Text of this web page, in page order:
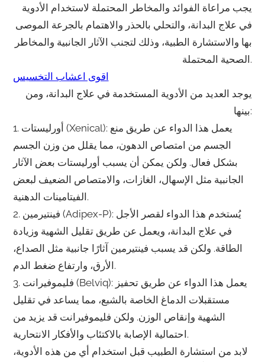
يجب مراعاة الفوائد والمخاطر المحتملة لاستخدام الأدوية
في علاج البدانة، والتحلي بالحذر والاهتمام بالجرعة الموصى
بها والاستشارة الطبية، وذلك لتجنب الآثار الجانبية والمخاطر
الصحية المحتملة.
اقوى اعشاب التخسيس
يوجد العديد من الأدوية المستخدمة في علاج البدانة، ومن
بينها:
1. أورليستات (Xenical): يعمل هذا الدواء عن طريق منع
الجسم من امتصاص الدهون، مما يقلل من وزن الجسم
بشكل فعال. ولكن يمكن أن يسبب أورليستات بعض الآثار
الجانبية مثل الإسهال، الغازات، والامتصاص الضعيف لبعض
الفيتامينات الدهنية.
2. فينتيرمين (Adipex-P): يُستخدم هذا الدواء لقصر الأجل
في علاج البدانة، ويعمل عن طريق تقليل الشهية وزيادة
الطاقة. ولكن قد يسبب فينتيرمين آثارًا جانبية مثل الصداع،
الأرق، وارتفاع ضغط الدم.
3. فليموفيرانت (Belviq): يعمل هذا الدواء عن طريق تحفيز
مستقبلات الدماغ الخاصة بالشبع، مما يساعد في تقليل
الشهية وإنقاص الوزن. ولكن فليموفيرانت قد يزيد من
احتمالية الإصابة بالاكتئاب والأفكار الانتحارية.
لابد من استشارة الطبيب قبل استخدام أي من هذه الأدوية،